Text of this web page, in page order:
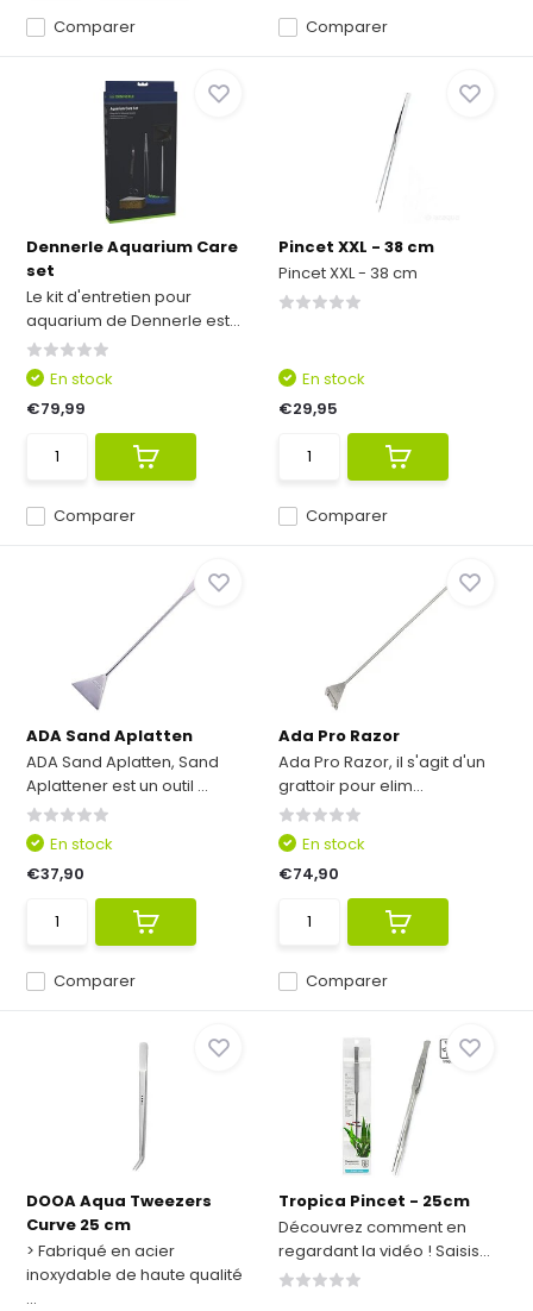
Comparer Comparer
Dennerle Aquarium Care
set
Le kit d'entretien pour
aquarium de Dennerle est...
Comparer
En stock
€79,99
Pincet XXL - 38 cm
Pincet XXL - 38 cm
Comparer
En stock
€29,95
ADA Sand Aplatten
ADA Sand Aplatten, Sand
Aplattener est un outil ...
Comparer
En stock
€37,90
Ada Pro Razor
Ada Pro Razor, il s'agit d'un
grattoir pour elim...
Comparer
En stock
€74,90
DOOA Aqua Tweezers
Curve 25 cm
> Fabriqué en acier
inoxydable de haute qualité
...
Tropica Pincet - 25cm
Découvrez comment en
regardant la vidéo ! Saisis...